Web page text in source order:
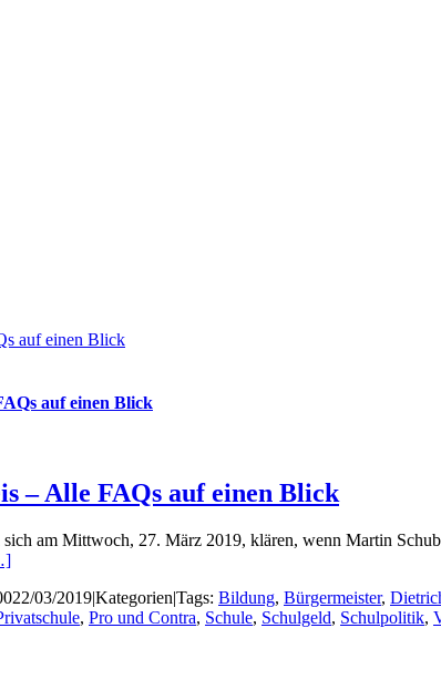
auf einen Blick
auf einen Blick
– Alle FAQs auf einen Blick
am Mittwoch, 27. März 2019, klären, wenn Martin
22/03/2019|Kategorien|Tags: Bildung, Bürgermeister,
, Pro und Contra, Schule, Schulgeld, Schulpolitik,